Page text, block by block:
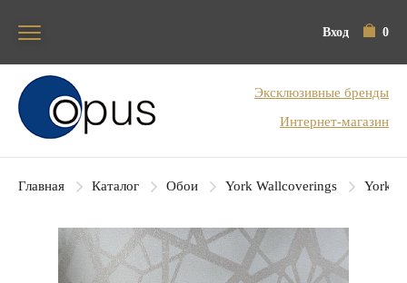
Вход 0
Блок поиска
Эксклюзивные бренды
Интернет-магазин
Главная Каталог Обои York Wallcoverings York